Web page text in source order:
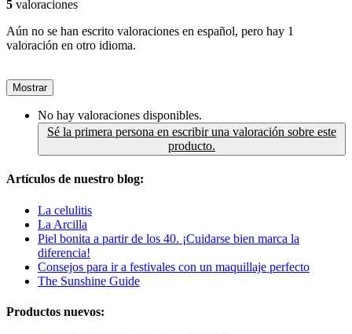
5 valoraciones
Aún no se han escrito valoraciones en español, pero hay 1
valoración en otro idioma.
Mostrar
No hay valoraciones disponibles.
Sé la primera persona en escribir una valoración sobre este
producto.
Artículos de nuestro blog:
La celulitis
La Arcilla
Piel bonita a partir de los 40. ¡Cuidarse bien marca la
diferencia!
Consejos para ir a festivales con un maquillaje perfecto
The Sunshine Guide
Productos nuevos: